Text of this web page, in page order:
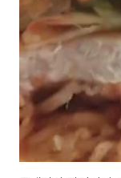
포테이포칩에 비해서 다
도 덜한데, 은은하게 벌
더군요.이 조화가 개인적